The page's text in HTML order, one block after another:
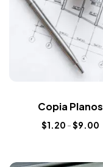
Copia Planos
$1.20 -$9.00